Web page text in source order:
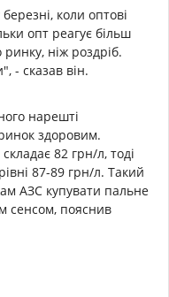
коли оптові
опт реагує більш
ніж роздріб.
- сказав він.
нарешті
здоровим.
82 грн/л, тоді
87-89 грн/л. Такий
АЗС купувати пальне
сенсом, пояснив